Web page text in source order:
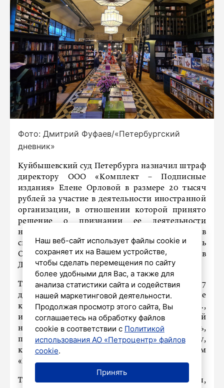
Фото: Дмитрий Фуфаев/«Петербургский
дневник»
Куйбышевский суд Петербурга назначил штраф
директору ООО «Комплект – Подписные
издания» Елене Орловой в размере 20 тысяч
рублей за участие в деятельности иностранной
организации, в отношении которой принято
решение о признании ее деятельности
нежелательной на территории РФ. Об этом в
своем телеграм-канале сообщила руководитель
Объединённой пресс-службы городских судов
Дарья Лебедева.
Так, поводом для дела послужил случай 27
декабря. Тогда гражданин купил в магазине
книжку «Еду в Магадан» автора Олиневич И.,
изданную при поддержке иностранной
некоммерческой организации. Как уточнялось,
произведениепопалов магазин по договору,
который был подписан директором
«Подписных изданий» с ИП Анной Курбатовой.
Также ранее «Петербургский дневник» писал,
Наш веб-сайт использует файлы cookie и
сохраняет их на Вашем устройстве,
чтобы сделать перемещения по сайту
более удобными для Вас, а также для
анализа статистики сайта и содействия
нашей маркетинговой деятельности.
Продолжая просмотр этого сайта, Вы
соглашаетесь на обработку файлов
cookie в соответствии с Политикой
использования АО «Петроцентр» файлов
cookie.
Принять